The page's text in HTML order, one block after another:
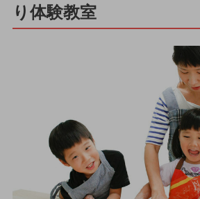
り体験教室